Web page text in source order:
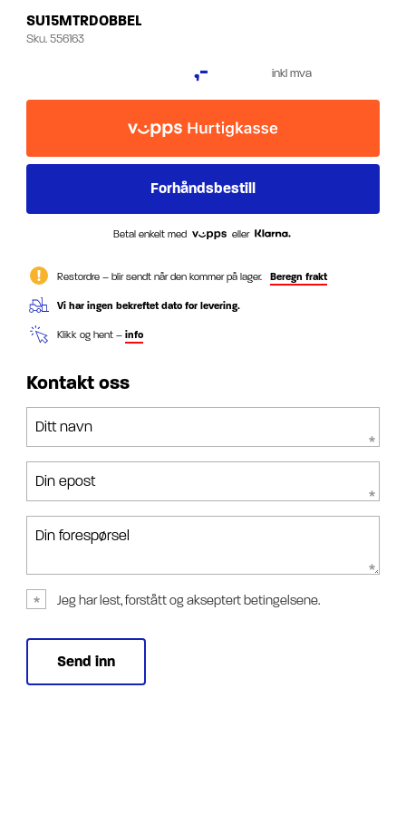
SU15MTRDOBBEL
Sku.556163
,- inkl mva
Betal enkelt med eller
Restordre – blir sendt når den kommer på lager. Beregn frakt
Vi har ingen bekreftet dato for levering.
Klikk og hent – info
Kontakt oss
Ditt navn
Din epost
Din forespørsel
Jeg har lest, forstått og akseptert betingelsene.